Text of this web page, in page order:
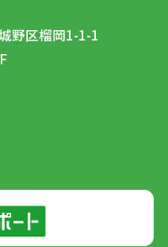
野区榴岡1-1-1